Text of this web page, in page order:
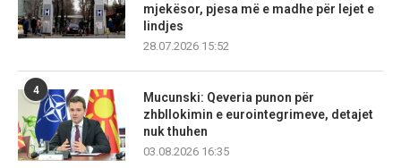
mjekësor, pjesa më e madhe për lejet e
lindjes
28.07.2026 15:52
4
Mucunski: Qeveria punon për
zhbllokimin e eurointegrimeve, detajet
nuk thuhen
03.08.2026 16:35